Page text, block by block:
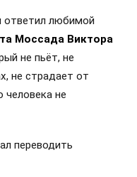
ответил любимой
Моссада Виктора
не пьёт, не
не страдает от
человека не
переводить